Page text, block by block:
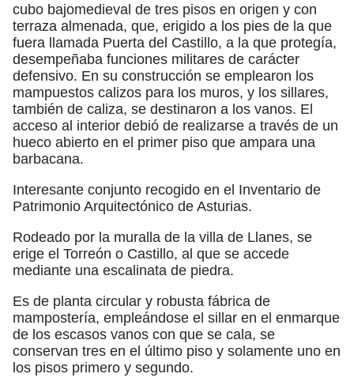
cubo bajomedieval de tres pisos en origen y con
terraza almenada, que, erigido a los pies de la que
fuera llamada Puerta del Castillo, a la que protegía,
desempeñaba funciones militares de carácter
defensivo. En su construcción se emplearon los
mampuestos calizos para los muros, y los sillares,
también de caliza, se destinaron a los vanos. El
acceso al interior debió de realizarse a través de un
hueco abierto en el primer piso que ampara una
barbacana.
Interesante conjunto recogido en el Inventario de
Patrimonio Arquitectónico de Asturias.
Rodeado por la muralla de la villa de Llanes, se
erige el Torreón o Castillo, al que se accede
mediante una escalinata de piedra.
Es de planta circular y robusta fábrica de
mampostería, empleándose el sillar en el enmarque
de los escasos vanos con que se cala, se
conservan tres en el último piso y solamente uno en
los pisos primero y segundo.